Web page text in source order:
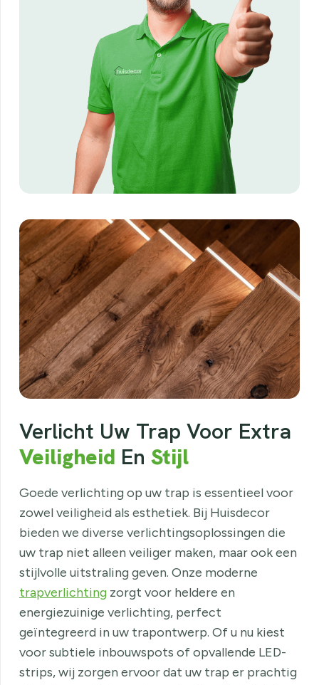
Verlicht Uw Trap Voor Extra
Veiligheid En Stijl
Goede verlichting op uw trap is essentieel voor
zowel veiligheid als esthetiek. Bij Huisdecor
bieden we diverse verlichtingsoplossingen die
uw trap niet alleen veiliger maken, maar ook een
stijlvolle uitstraling geven. Onze moderne
trapverlichting zorgt voor heldere en
energiezuinige verlichting, perfect
geïntegreerd in uw trapontwerp. Of u nu kiest
voor subtiele inbouwspots of opvallende LED-
strips, wij zorgen ervoor dat uw trap er prachtig